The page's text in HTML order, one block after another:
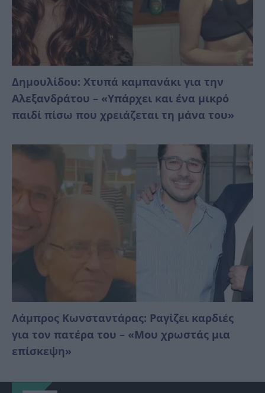
Δημουλίδου: Χτυπά καμπανάκι για την
Αλεξανδράτου – «Υπάρχει και ένα μικρό
παιδί πίσω που χρειάζεται τη μάνα του»
Λάμπρος Κωνσταντάρας: Ραγίζει καρδιές
για τον πατέρα του – «Μου χρωστάς μια
επίσκεψη»